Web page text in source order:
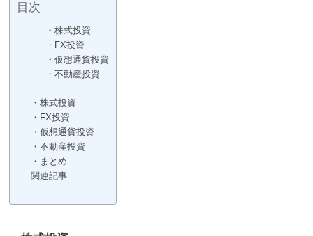
目次
・株式投資
・FX投資
・仮想通貨投資
・不動産投資
・株式投資
・FX投資
・仮想通貨投資
・不動産投資
・まとめ
関連記事